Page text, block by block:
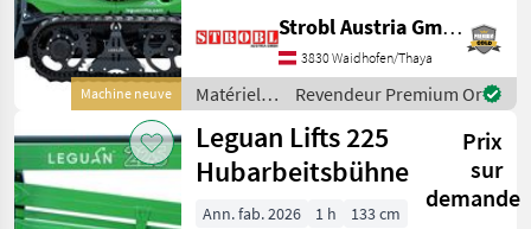
Leguan Lifts
Manitou
JLG
Genie
Machine neuve
19, 7 m Arbeitshöhe und 9,
9 m seitlicher Reichweite –
selbst bei 250 kg Korblast.
Dank robustem Raup
Strobl Austria GmbH
3830 Waidhofen/Thaya
Matériels
pour
l’entretien
des arbres
/ Leguan
Lifts
Revendeur Premium Or
Leguan Lifts 225
Hubarbeitsbühne
Prix
sur
demande
Ann. fab. 2026 1 h
133 cm